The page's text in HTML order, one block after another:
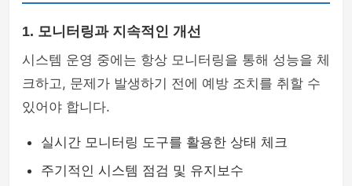
1. 모니터링과 지속적인 개선
시스템 운영 중에는 항상 모니터링을 통해 성능을 체
크하고, 문제가 발생하기 전에 예방 조치를 취할 수
있어야 합니다.
실시간 모니터링 도구를 활용한 상태 체크
주기적인 시스템 점검 및 유지보수